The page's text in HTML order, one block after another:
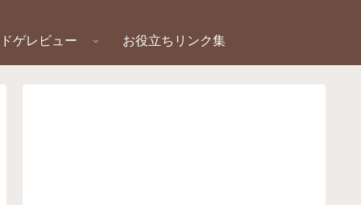
ゲレビュー お役立ちリンク集